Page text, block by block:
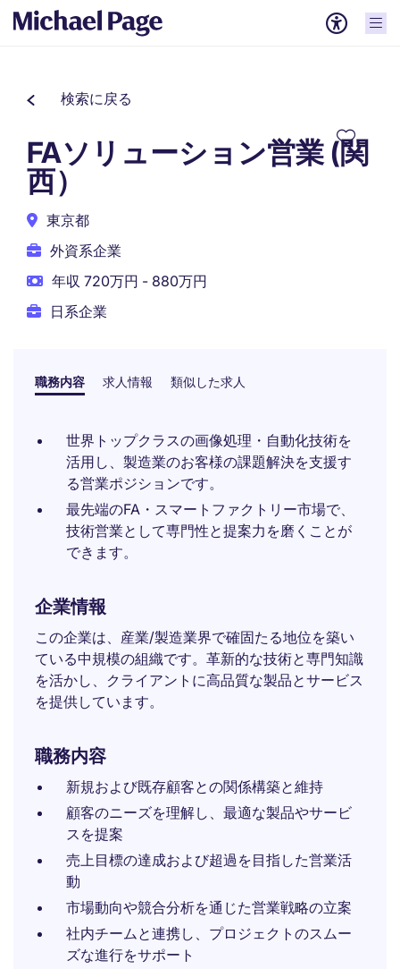
検索に戻る
FAソリューション営業 (関
西）
東京都
外資系企業
年収 720万円 - 880万円
日系企業
職務内容 求人情報 類似した求人
世界トップクラスの画像処理・自動化技術を
活用し、製造業のお客様の課題解決を支援す
る営業ポジションです。
最先端のFA・スマートファクトリー市場で、
技術営業として専門性と提案力を磨くことが
できます。
企業情報
この企業は、産業/製造業界で確固たる地位を築い
ている中規模の組織です。革新的な技術と専門知識
を活かし、クライアントに高品質な製品とサービス
を提供しています。
職務内容
新規および既存顧客との関係構築と維持
顧客のニーズを理解し、最適な製品やサービ
スを提案
売上目標の達成および超過を目指した営業活
動
市場動向や競合分析を通じた営業戦略の立案
社内チームと連携し、プロジェクトのスムー
ズな進行をサポート